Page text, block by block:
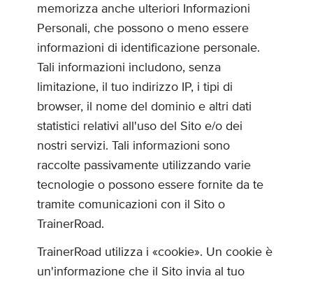
memorizza anche ulteriori Informazioni
Personali, che possono o meno essere
informazioni di identificazione personale.
Tali informazioni includono, senza
limitazione, il tuo indirizzo IP, i tipi di
browser, il nome del dominio e altri dati
statistici relativi all'uso del Sito e/o dei
nostri servizi. Tali informazioni sono
raccolte passivamente utilizzando varie
tecnologie o possono essere fornite da te
tramite comunicazioni con il Sito o
TrainerRoad.
TrainerRoad utilizza i «cookie». Un cookie è
un'informazione che il Sito invia al tuo